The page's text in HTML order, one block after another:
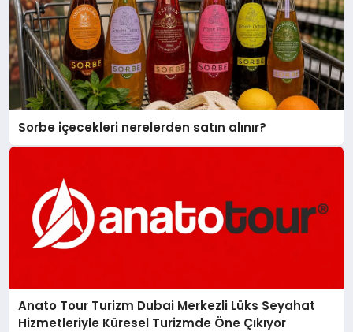
Sorbe içecekleri nerelerden satın alınır?
Anato Tour Turizm Dubai Merkezli Lüks Seyahat
Hizmetleriyle Küresel Turizmde Öne Çıkıyor